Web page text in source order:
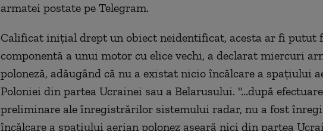
armatei postate pe Telegram.
Calificat iniţial drept un obiect neidentificat, acesta ar fi putut
componentă a unui motor cu elice vechi, a declarat miercuri
poloneză, adăugând că nu a existat nicio încălcare a spaţiului
Poloniei din partea Ucrainei sau a Belarusului. "...după
preliminare ale înregistrărilor sistemului radar, nu a fost
încălcare a spaţiului aerian polonez aseară nici din partea